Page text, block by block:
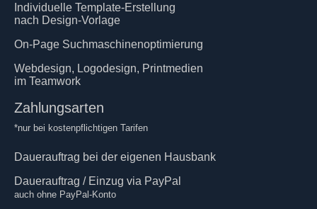
Individuelle Template-Erstellung
nach Design-Vorlage
On-Page Suchmaschinenoptimierung
Webdesign, Logodesign, Printmedien
im Teamwork
Zahlungsarten
*nur bei kostenpflichtigen Tarifen
Dauerauftrag bei der eigenen Hausbank
Dauerauftrag / Einzug via PayPal
auch ohne PayPal-Konto